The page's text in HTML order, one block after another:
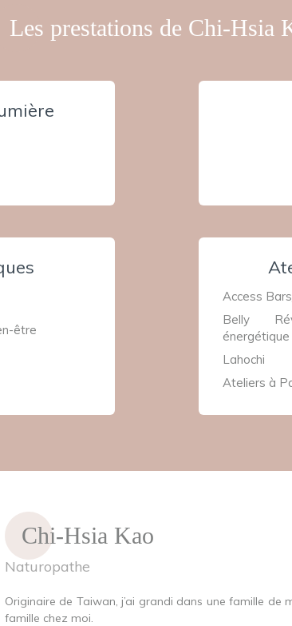
Les prestations de Chi-Hsia
être
Access
Belly
énergétique
Lahochi
Ateliers à
Chi-Hsia Kao
Naturopathe
Originaire de Taiwan, j’ai grandi dans une famille de
famille chez moi.